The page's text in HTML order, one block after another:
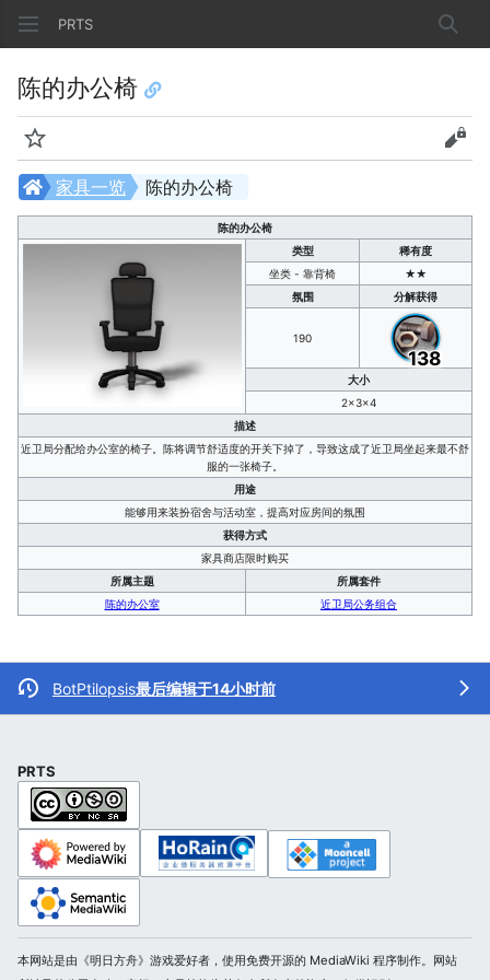
PRTS 搜索
陈的办公椅
监视 查看
陈的办公椅
家具一览
陈的办公椅
类型
稀有度
坐类 - 靠背椅
★★
氛围
分解获得
190
138
大小
2×3×4
描述
近卫局分配给办公室的椅子。陈将调节舒适度的开关下掉了，导致这成了近卫局坐起来最不舒
服的一张椅子。
用途
能够用来装扮宿舍与活动室，提高对应房间的氛围
获得方式
家具商店限时购买
所属主题
所属套件
陈的办公室
近卫局公务组合
BotPtilopsis最后编辑于14小时前
PRTS
本网站是由《明日方舟》游戏爱好者，使用免费开源的 MediaWiki 程序制作。网站